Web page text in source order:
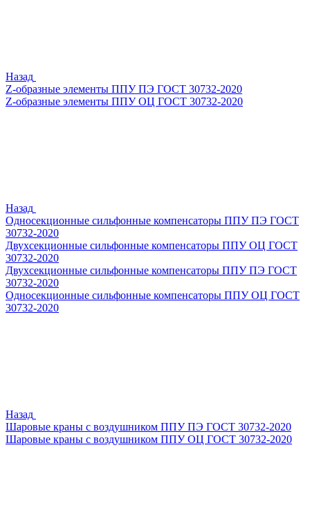
Назад
Z-образные элементы ППУ ПЭ ГОСТ 30732-2020
Z-образные элементы ППУ ОЦ ГОСТ 30732-2020
Назад
Односекционные сильфонные компенсаторы ППУ ПЭ ГОСТ
30732-2020
Двухсекционные сильфонные компенсаторы ППУ ОЦ ГОСТ
30732-2020
Двухсекционные сильфонные компенсаторы ППУ ПЭ ГОСТ
30732-2020
Односекционные сильфонные компенсаторы ППУ ОЦ ГОСТ
30732-2020
Назад
Шаровые краны с воздушником ППУ ПЭ ГОСТ 30732-2020
Шаровые краны с воздушником ППУ ОЦ ГОСТ 30732-2020